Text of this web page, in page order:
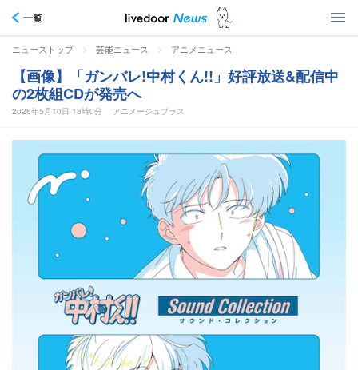
一覧
ニューストップ > 芸能ニュース > アニメニュース
【画像】「ガンバレ!中村くん!!」好評放送&配信中
の2枚組CDが発売へ
2026年5月10日 13時0分 アニメージュプラス